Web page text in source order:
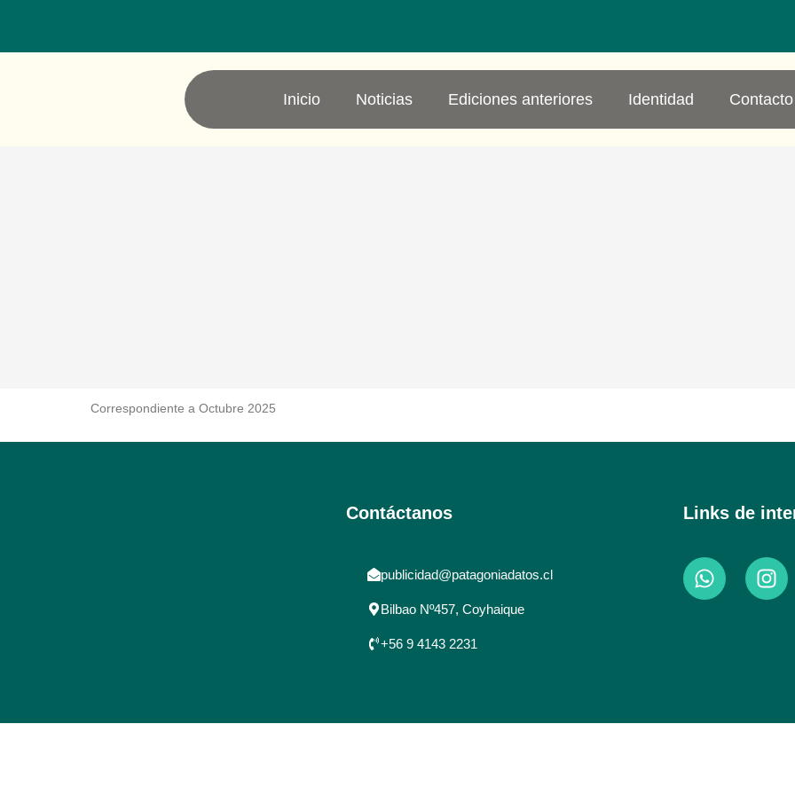
Inicio Noticias Ediciones anteriores Identidad Contacto
Correspondiente a Octubre 2025
Contáctanos
publicidad@patagoniadatos.cl
Bilbao Nº457, Coyhaique
+56 9 4143 2231
Links de